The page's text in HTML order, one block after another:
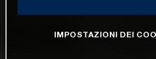
IMPOSTAZIONI DEI